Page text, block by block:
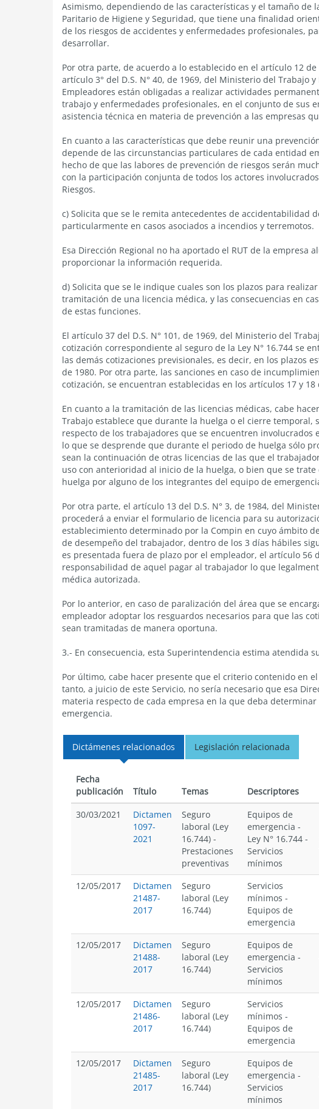
Asimismo, dependiendo de las características y el tamaño de
Paritario de Higiene y Seguridad, que tiene una finalidad
de los riesgos de accidentes y enfermedades profesionales,
desarrollar.
Por otra parte, de acuerdo a lo establecido en el artículo 12 de
artículo 3° del D.S. N° 40, de 1969, del Ministerio del Trabajo
Empleadores están obligadas a realizar actividades
trabajo y enfermedades profesionales, en el conjunto de sus
asistencia técnica en materia de prevención a las empresas
En cuanto a las características que debe reunir una
depende de las circunstancias particulares de cada entidad
hecho de que las labores de prevención de riesgos serán
con la participación conjunta de todos los actores
Riesgos.
c) Solicita que se le remita antecedentes de accidentabilidad
particularmente en casos asociados a incendios y terremotos.
Esa Dirección Regional no ha aportado el RUT de la empresa
proporcionar la información requerida.
d) Solicita que se le indique cuales son los plazos para
tramitación de una licencia médica, y las consecuencias en
de estas funciones.
El artículo 37 del D.S. N° 101, de 1969, del Ministerio del
cotización correspondiente al seguro de la Ley N° 16.744 se
las demás cotizaciones previsionales, es decir, en los plazos
de 1980. Por otra parte, las sanciones en caso de
cotización, se encuentran establecidas en los artículos 17 y 18
En cuanto a la tramitación de las licencias médicas, cabe
Trabajo establece que durante la huelga o el cierre
respecto de los trabajadores que se encuentren
lo que se desprende que durante el periodo de huelga sólo
sean la continuación de otras licencias de las que el
uso con anterioridad al inicio de la huelga, o bien que se
huelga por alguno de los integrantes del equipo de
Por otra parte, el artículo 13 del D.S. N° 3, de 1984, del
procederá a enviar el formulario de licencia para su
establecimiento determinado por la Compin en cuyo ámbito
de desempeño del trabajador, dentro de los 3 días hábiles
es presentada fuera de plazo por el empleador, el artículo 56
responsabilidad de aquel pagar al trabajador lo que
médica autorizada.
Por lo anterior, en caso de paralización del área que se
empleador adoptar los resguardos necesarios para que las
sean tramitadas de manera oportuna.
3.- En consecuencia, esta Superintendencia estima atendida
Por último, cabe hacer presente que el criterio contenido en
tanto, a juicio de este Servicio, no sería necesario que esa
materia respecto de cada empresa en la que deba
emergencia.
Dictámenes relacionados Legislación relacionada
Fecha
publicación
Título Temas Descriptores
30/03/2021
Dictamen
1097-
2021
Seguro
laboral (Ley
16.744) -
Prestaciones
preventivas
Equipos de
emergencia -
Ley N° 16.744 -
Servicios
mínimos
12/05/2017
Dictamen
21487-
2017
Seguro
laboral (Ley
16.744)
Servicios
mínimos -
Equipos de
emergencia
12/05/2017
Dictamen
21488-
2017
Seguro
laboral (Ley
16.744)
Equipos de
emergencia -
Servicios
mínimos
12/05/2017
Dictamen
21486-
2017
Seguro
laboral (Ley
16.744)
Servicios
mínimos -
Equipos de
emergencia
12/05/2017
Dictamen
21485-
2017
Seguro
laboral (Ley
16.744)
Equipos de
emergencia -
Servicios
mínimos